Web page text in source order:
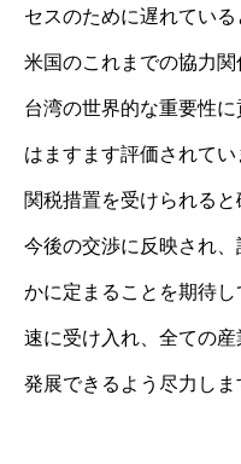
セスのために遅れてい
米国のこれまでの協力
台湾の世界的な重要性
はますます評価されて
関税措置を受けられる
今後の交渉に反映され
かに定まることを期待
速に受け入れ、全ての
発展できるよう尽力しま